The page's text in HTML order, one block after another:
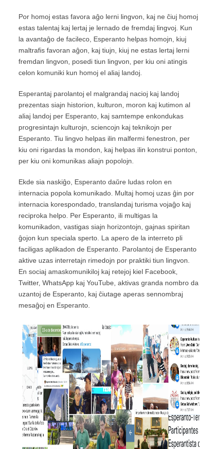
Por homoj estas favora aĝo lerni lingvon, kaj ne ĉiuj homoj
estas talentaj kaj lertaj je lernado de fremdaj lingvoj. Kun
la avantaĝo de facileco, Esperanto helpas homojn, kiuj
maltrafis favoran aĝon, kaj tiujn, kiuj ne estas lertaj lerni
fremdan lingvon, posedi tiun lingvon, per kiu oni atingis
celon komuniki kun homoj el aliaj landoj.
Esperantaj parolantoj el malgrandaj nacioj kaj landoj
prezentas siajn historion, kulturon, moron kaj kutimon al
aliaj landoj per Esperanto, kaj samtempe enkondukas
progresintajn kulturojn, sciencojn kaj teknikojn per
Esperanto. Tiu lingvo helpas ilin malfermi fenestron, per
kiu oni rigardas la mondon, kaj helpas ilin konstrui ponton,
per kiu oni komunikas aliajn popolojn.
Ekde sia naskiĝo, Esperanto daŭre ludas rolon en
internacia popola komunikado. Multaj homoj uzas ĝin por
internacia korespondado, translandaj turisma vojaĝo kaj
reciproka helpo. Per Esperanto, ili multigas la
komunikadon, vastigas siajn horizontojn, gajnas spiritan
ĝojon kun speciala sperto. La apero de la interreto pli
faciligas aplikadon de Esperanto. Parolantoj de Esperanto
aktive uzas interretajn rimedojn por praktiki tiun lingvon.
En sociaj amaskomunikiloj kaj retejoj kiel Facebook,
Twitter, WhatsApp kaj YouTube, aktivas granda nombro da
uzantoj de Esperanto, kaj ĉiutage aperas sennombraj
mesaĝoj en Esperanto.